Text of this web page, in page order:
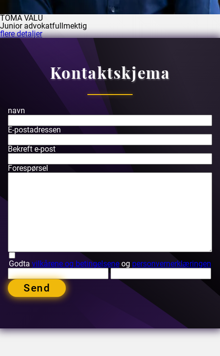
TOMA VĂLU
Junior advokatfullmektig
flere detaljer
Kontaktskjema
navn
E-postadressen
Bekreft e-post
Forespørsel
Godta vilkårene og betingelsene og personvernerklæringen
Send